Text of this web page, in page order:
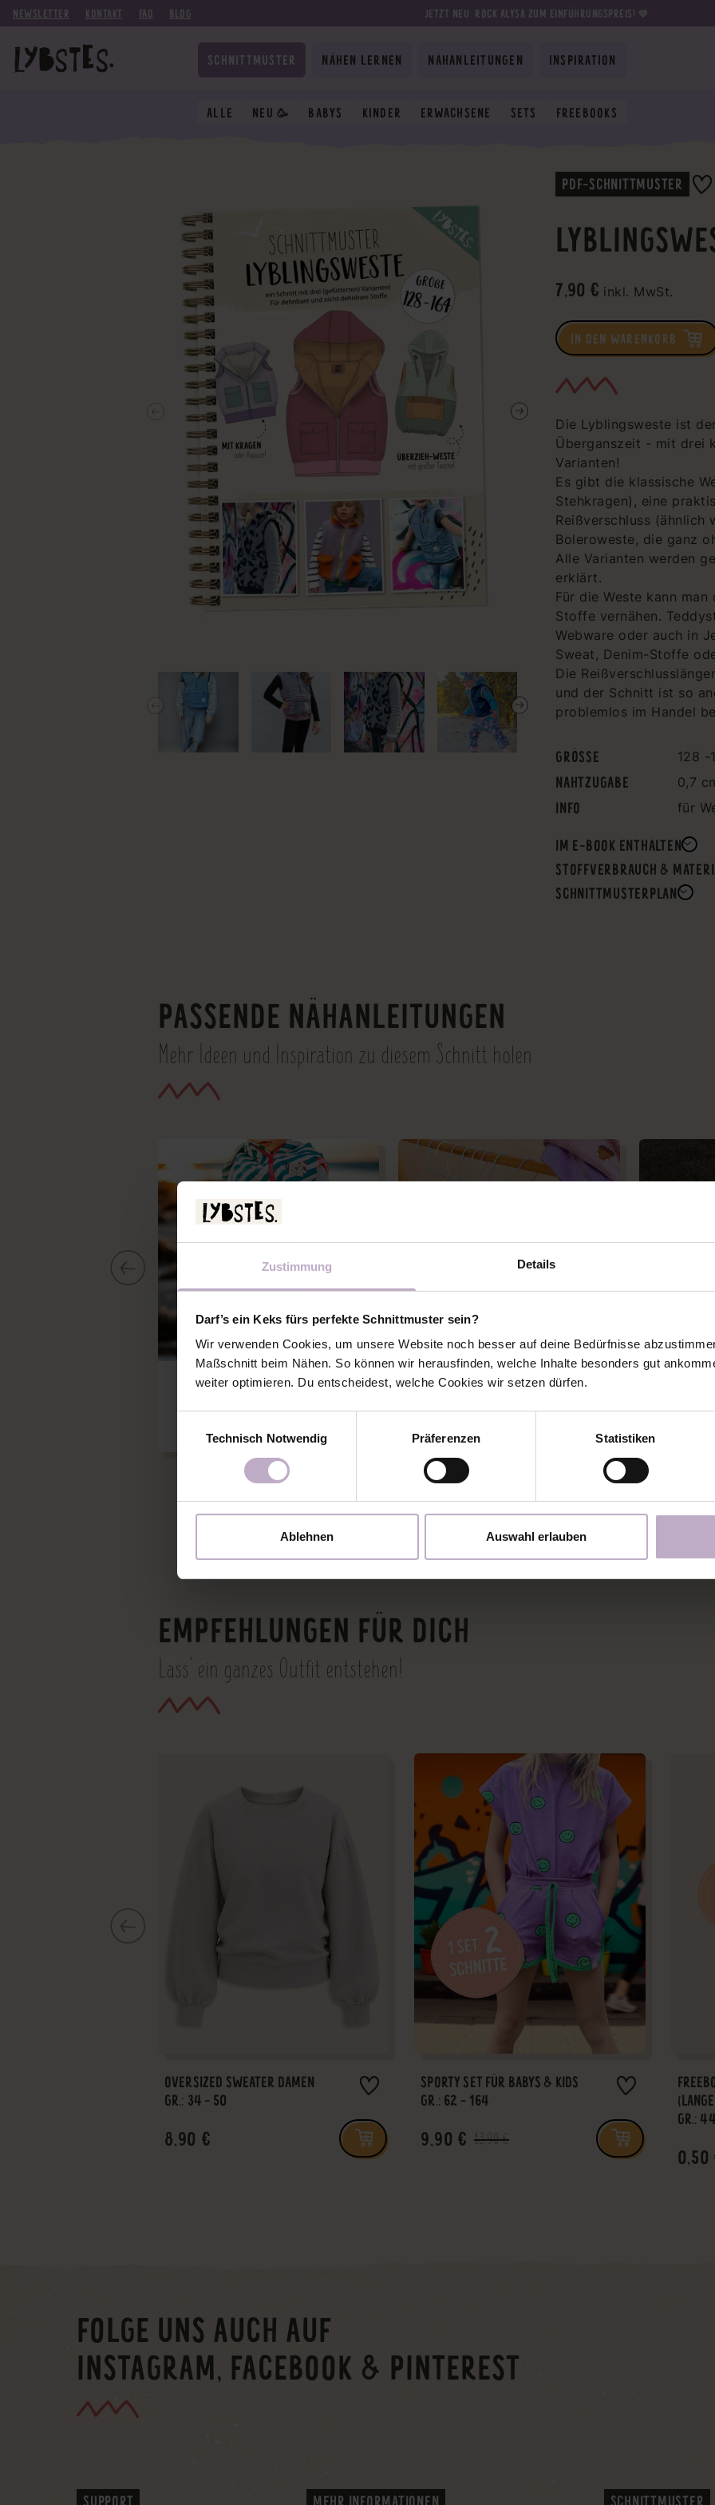
Zustimmung Details
Darf’s ein Keks fürs perfekte Schnittmuster sein?
Wir verwenden Cookies, um unsere Website noch besser auf deine Bedürfnisse
Maßschnitt beim Nähen. So können wir herausfinden, welche Inhalte besonders gut
weiter optimieren. Du entscheidest, welche Cookies wir setzen dürfen.
Technisch Notwendig
Präferenzen Statistiken
Ablehnen Auswahl erlauben
NEWSLETTER KONTAKT FAQ BLOG JETZT NEU: ROCK ALYSA ZUM EINFÜHRUNGSPREIS! 💛
SCHNITTMUSTER
ALLE NEU 🥳 BABYS KINDER ERWACHSENE SETS FREEBOOKS
NÄHEN LERNEN NÄHANLEITUNGEN INSPIRATION
PDF-SCHNITTMUSTER
7,90 € inkl. MwSt.
IN DEN WARENKORB
Die Lyblingsweste ist
Überganszeit - mit drei
Varianten!
Es gibt die klassische
Stehkragen), eine
Reißverschluss (ähnlich
Boleroweste, die ganz
Alle Varianten werden
erklärt.
Für die Weste kann
Stoffe vernähen.
Webware oder auch in
Sweat, Denim-Stoffe
Die
und der Schnitt ist so
problemlos im Handel
GRÖSSE 128 -
NAHTZUGABE 0,7
INFO für
IM E-BOOK ENTHALTEN
STOFFVERBRAUCH &
SCHNITTMUSTERPLAN
PASSENDE NÄHANLEITUNGEN
Mehr Ideen und Inspiration zu diesem Schnitt holen
Neue Schnittmuster
NEU: DIE LYBLINGSWESTE IN
ALLEN KIDS-GRÖSSEN
Outfit Inspiration
INSPIRATION FÜR HERBST-
FÜR
EMPFEHLUNGEN FÜR DICH
Lass' ein ganzes Outfit entstehen!
OVERSIZED SWEATER DAMEN
GR.: 34 - 50
8,90 €
SPORTY SET FÜR BABYS & KIDS
GR.: 62 - 164
9,90 € 13,90 €
GR.:
0,50
FOLGE UNS AUCH AUF
INSTAGRAM, FACEBOOK & PINTEREST
SUPPORT MEHR INFORMATIONEN SCHNITTMUSTER